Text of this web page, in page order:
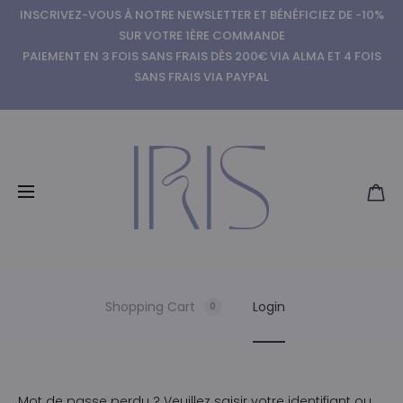
INSCRIVEZ-VOUS À NOTRE NEWSLETTER ET BÉNÉFICIEZ DE -10%
SUR VOTRE 1ÈRE COMMANDE
PAIEMENT EN 3 FOIS SANS FRAIS DÈS 200€ VIA ALMA ET 4 FOIS
SANS FRAIS VIA PAYPAL
Shopping Cart 0 Login